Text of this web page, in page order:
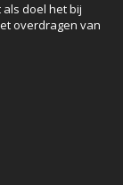
doel het bij
overdragen van